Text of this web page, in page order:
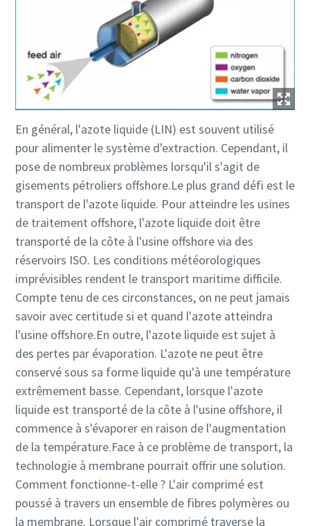
En général, l'azote liquide (LIN) est souvent utilisé
pour alimenter le système d'extraction. Cependant, il
pose de nombreux problèmes lorsqu'il s'agit de
gisements pétroliers offshore.Le plus grand défi est le
transport de l'azote liquide. Pour atteindre les usines
de traitement offshore, l'azote liquide doit être
transporté de la côte à l'usine offshore via des
réservoirs ISO. Les conditions météorologiques
imprévisibles rendent le transport maritime difficile.
Compte tenu de ces circonstances, on ne peut jamais
savoir avec certitude si et quand l'azote atteindra
l'usine offshore.En outre, l'azote liquide est sujet à
des pertes par évaporation. L'azote ne peut être
conservé sous sa forme liquide qu'à une température
extrêmement basse. Cependant, lorsque l'azote
liquide est transporté de la côte à l'usine offshore, il
commence à s'évaporer en raison de l'augmentation
de la température.Face à ce problème de transport, la
technologie à membrane pourrait offrir une solution.
Comment fonctionne-t-elle ? L'air comprimé est
poussé à travers un ensemble de fibres polymères ou
la membrane. Lorsque l'air comprimé traverse la